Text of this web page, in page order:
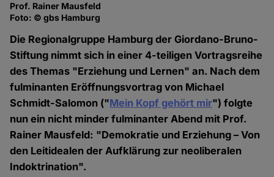
Prof. Rainer Mausfeld
Foto: © gbs Hamburg
Die Regionalgruppe Hamburg der Giordano-Bruno-
Stiftung nimmt sich in einer 4-teiligen Vortragsreihe
des Themas "Erziehung und Lernen" an. Nach dem
fulminanten Eröffnungsvortrag von Michael
Schmidt-Salomon ("Mein Kopf gehört mir") folgte
nun ein nicht minder fulminanter Abend mit Prof.
Rainer Mausfeld: "Demokratie und Erziehung – Von
den Leitidealen der Aufklärung zur neoliberalen
Indoktrination".